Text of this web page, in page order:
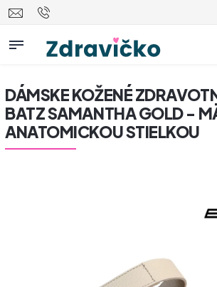
DÁMSKE KOŽENÉ
BATZ SAMANTHA GOLD -
ANATOMICKOU STIELKOU